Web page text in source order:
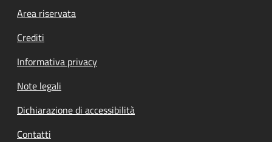
Footer menu
Area riservata
Crediti
Informativa privacy
Note legali
Dichiarazione di accessibilità
Contatti